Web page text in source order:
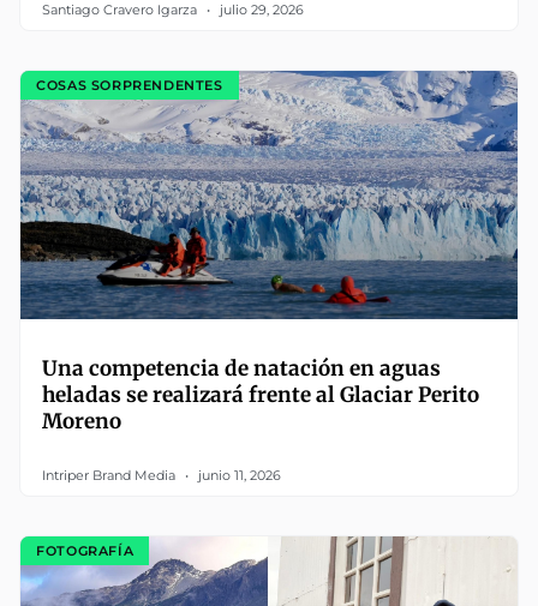
Santiago Cravero Igarza julio 29, 2026
COSAS SORPRENDENTES
Una competencia de natación en aguas
heladas se realizará frente al Glaciar Perito
Moreno
Intriper Brand Media junio 11, 2026
FOTOGRAFÍA